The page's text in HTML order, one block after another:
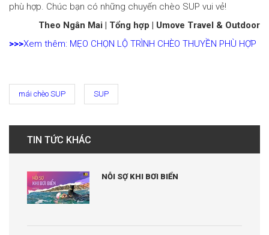
phù hợp. Chúc bạn có những chuyến chèo SUP vui vẻ!
Theo Ngân Mai | Tổng hợp | Umove Travel & Outdoor
>>>Xem thêm: MẸO CHỌN LỘ TRÌNH CHÈO THUYỀN PHÙ HỢP
mái chèo SUP SUP
TIN TỨC KHÁC
NỖI SỢ KHI BƠI BIỂN